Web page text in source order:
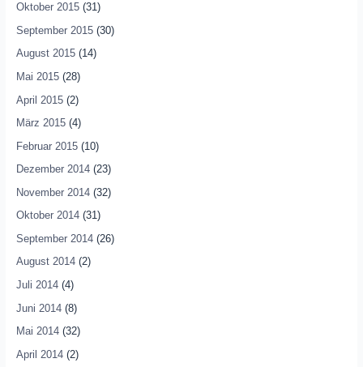
Oktober 2015(31)
September 2015(30)
August 2015(14)
Mai 2015(28)
April 2015(2)
März 2015(4)
Februar 2015(10)
Dezember 2014(23)
November 2014(32)
Oktober 2014(31)
September 2014(26)
August 2014(2)
Juli 2014(4)
Juni 2014(8)
Mai 2014(32)
April 2014(2)